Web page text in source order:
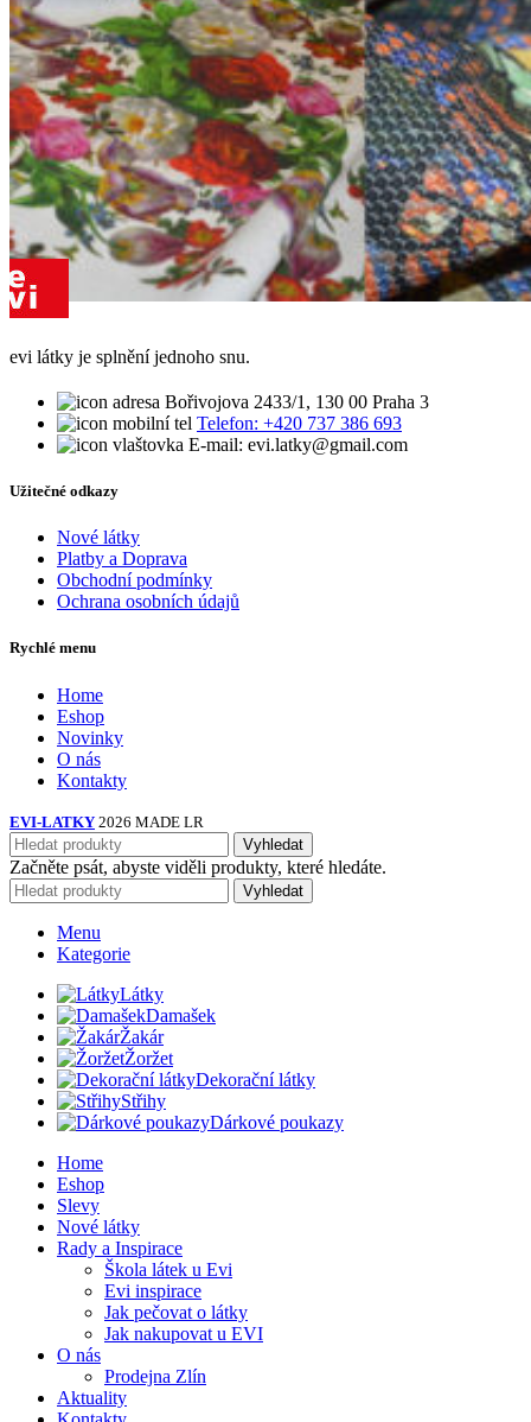
evi látky je splnění jednoho snu.
Bořivojova 2433/1, 130 00 Praha 3
Telefon: +420 737 386 693
E-mail: evi.latky@gmail.com
Užitečné odkazy
Nové látky
Platby a Doprava
Obchodní podmínky
Ochrana osobních údajů
Rychlé menu
Home
Eshop
Novinky
O nás
Kontakty
EVI-LATKY 2026 MADE LR
Vyhledat
Začněte psát, abyste viděli produkty, které hledáte.
Vyhledat
Menu
Kategorie
Látky
Damašek
Žakár
Žoržet
Dekorační látky
Střihy
Dárkové poukazy
Home
Eshop
Slevy
Nové látky
Rady a Inspirace
Škola látek u Evi
Evi inspirace
Jak pečovat o látky
Jak nakupovat u EVI
O nás
Prodejna Zlín
Aktuality